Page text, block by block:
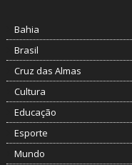
Bahia
Brasil
Cruz das Almas
Cultura
Educação
Esporte
Mundo